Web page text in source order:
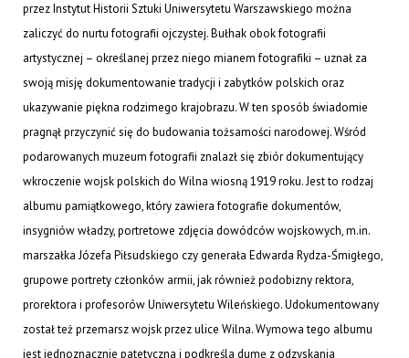
przez Instytut Historii Sztuki Uniwersytetu Warszawskiego można
zaliczyć do nurtu fotografii ojczystej. Bułhak obok fotografii
artystycznej – określanej przez niego mianem fotografiki – uznał za
swoją misję dokumentowanie tradycji i zabytków polskich oraz
ukazywanie piękna rodzimego krajobrazu. W ten sposób świadomie
pragnął przyczynić się do budowania tożsamości narodowej. Wśród
podarowanych muzeum fotografii znalazł się zbiór dokumentujący
wkroczenie wojsk polskich do Wilna wiosną 1919 roku. Jest to rodzaj
albumu pamiątkowego, który zawiera fotografie dokumentów,
insygniów władzy, portretowe zdjęcia dowódców wojskowych, m.in.
marszałka Józefa Piłsudskiego czy generała Edwarda Rydza-Śmigłego,
grupowe portrety członków armii, jak również podobizny rektora,
prorektora i profesorów Uniwersytetu Wileńskiego. Udokumentowany
został też przemarsz wojsk przez ulice Wilna. Wymowa tego albumu
jest jednoznacznie patetyczna i podkreśla dumę z odzyskania